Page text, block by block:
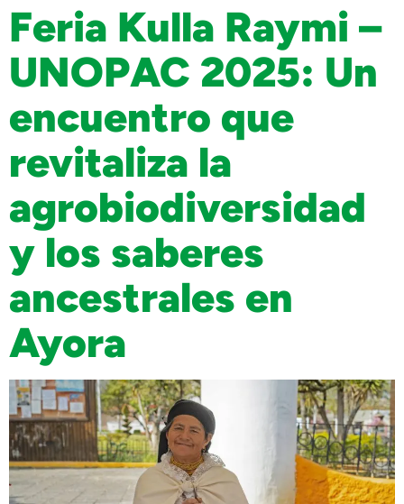
Feria Kulla Raymi –
UNOPAC 2025: Un
encuentro que
revitaliza la
agrobiodiversidad
y los saberes
ancestrales en
Ayora